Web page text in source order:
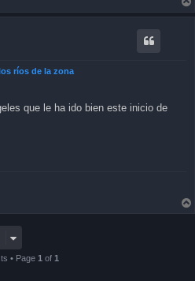
ríos de la zona
que le ha ido bien este inicio de
• Page 1 of 1